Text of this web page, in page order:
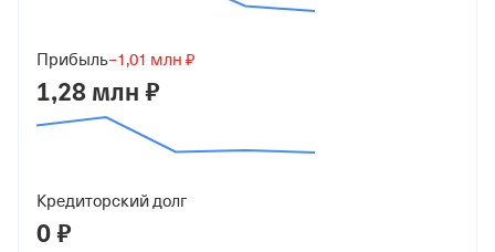
Краткое название
ООО "ПСК"
620078, Свердловская обл. Г Екатеринбург, Ул
Комсомольская, стр. 37, офис 702/6
Прибыль−1,01 млн ₽
1,28 млн ₽
Кредиторский долг
0 ₽